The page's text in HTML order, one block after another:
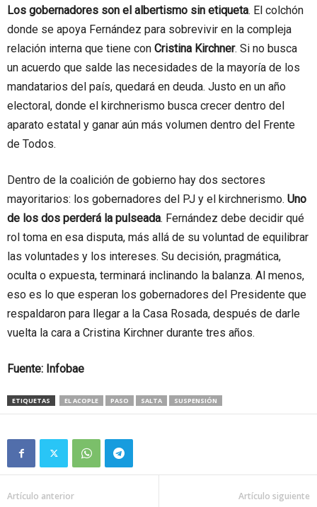
Los gobernadores son el albertismo sin etiqueta. El colchón
donde se apoya Fernández para sobrevivir en la compleja
relación interna que tiene con Cristina Kirchner. Si no busca
un acuerdo que salde las necesidades de la mayoría de los
mandatarios del país, quedará en deuda. Justo en un año
electoral, donde el kirchnerismo busca crecer dentro del
aparato estatal y ganar aún más volumen dentro del Frente
de Todos.
Dentro de la coalición de gobierno hay dos sectores
mayoritarios: los gobernadores del PJ y el kirchnerismo. Uno
de los dos perderá la pulseada. Fernández debe decidir qué
rol toma en esa disputa, más allá de su voluntad de equilibrar
las voluntades y los intereses. Su decisión, pragmática,
oculta o expuesta, terminará inclinando la balanza. Al menos,
eso es lo que esperan los gobernadores del Presidente que
respaldaron para llegar a la Casa Rosada, después de darle
vuelta la cara a Cristina Kirchner durante tres años.
Fuente: Infobae
ETIQUETAS EL ACOPLE PASO SALTA SUSPENSIÓN
Artículo anterior Artículo siguiente